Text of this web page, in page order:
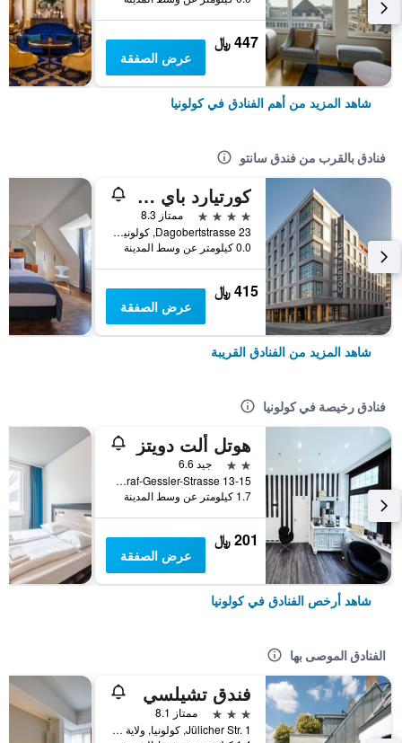
447 ﷼
عرض الصفقة
شاهد المزيد من أهم الفنادق في كولونيا
فنادق بالقرب من فندق سانتو
كورتيارد باي ماريوت كولونيا
4 نجوم
ممتاز 8.3
Dagobertstrasse 23, كولونيا, ولاية شمال الراين وستفاليا, ألمانيا
0.0 كيلومتر عن وسط المدينة
415 ﷼
عرض الصفقة
شاهد المزيد من الفنادق القريبة
فنادق رخيصة في كولونيا
هوتل ألت دويتز
2 نجمتين
جيد 6.6
Graf-Gessler-Strasse 13-15, كولونيا, ولاية شمال الراين وستفاليا, ألمانيا
1.7 كيلومتر عن وسط المدينة
201 ﷼
عرض الصفقة
شاهد أرخص الفنادق في كولونيا
الفنادق الموصى بها
فندق تشيلسي
3 نجوم
ممتاز 8.1
Jülicher Str. 1, كولونيا, ولاية شمال الراين وستفاليا, ألمانيا